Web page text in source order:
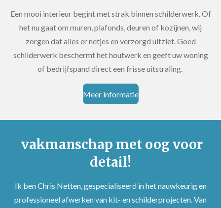
Een mooi interieur begint met strak binnen schilderwerk. Of
het nu gaat om muren, plafonds, deuren of kozijnen, wij
zorgen dat alles er netjes en verzorgd uitziet. Goed
schilderwerk beschermt het houtwerk en geeft uw woning
of bedrijfspand direct een frisse uitstraling.
Meer informatie
vakmanschap met oog voor
detail!
Ik ben Chris Netten, gespecialiseerd in het nauwkeurig en
professioneel afwerken van kit- en schilderprojecten. Van